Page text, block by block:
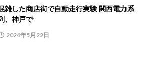
雑した商店街で自動走行実験 関西電力系
、神戸で
2024年5月22日